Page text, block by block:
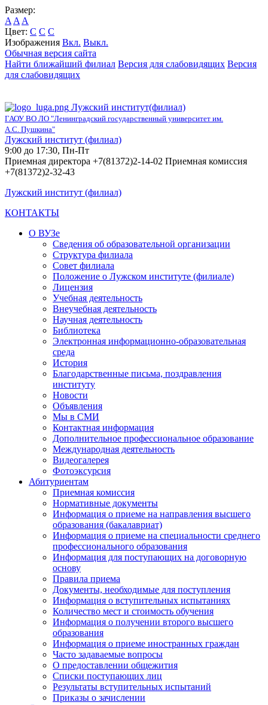
Размер:
A A A
Цвет: C C C
Изображения Вкл. Выкл.
Обычная версия сайта
Найти ближайший филиал Версия для слабовидящих Версия
для слабовидящих
Лужский институт(филиал)
ГАОУ ВО ЛО "Ленинградский государственный университет им.
А.С. Пушкина"
Лужский институт (филиал)
9:00 до 17:30, Пн-Пт
Приемная директора +7(81372)2-14-02 Приемная комиссия
+7(81372)2-32-43
Лужский институт (филиал)
КОНТАКТЫ
О ВУЗе
Сведения об образовательной организации
Структура филиала
Совет филиала
Положение о Лужском институте (филиале)
Лицензия
Учебная деятельность
Внеучебная деятельность
Научная деятельность
Библиотека
Электронная информационно-образовательная
среда
История
Благодарственные письма, поздравления
институту
Новости
Объявления
Мы в СМИ
Контактная информация
Дополнительное профессиональное образование
Международная деятельность
Видеогалерея
Фотоэксурсия
Абитуриентам
Приемная комиссия
Нормативные документы
Информация о приеме на направления высшего
образования (бакалавриат)
Информация о приеме на специальности среднего
профессионального образования
Информация для поступающих на договорную
основу
Правила приема
Документы, необходимые для поступления
Информация о вступительных испытаниях
Количество мест и стоимость обучения
Информация о получении второго высшего
образования
Информация о приеме иностранных граждан
Часто задаваемые вопросы
О предоставлении общежития
Списки поступающих лиц
Результаты вступительных испытаний
Приказы о зачислении